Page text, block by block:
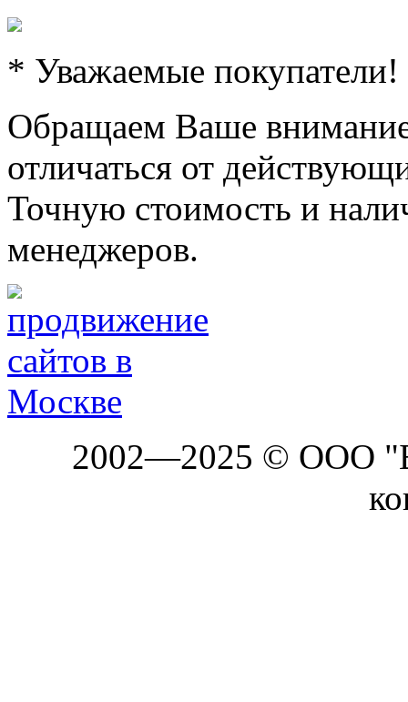
* Уважаемые покупатели!
Обращаем Ваше
отличаться от
Точную стоимость и
менеджеров.
2002—2025 © ООО